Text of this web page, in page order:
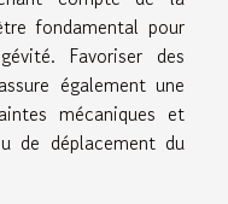
fondamental pour
Favoriser des
également une
mécaniques et
de déplacement du